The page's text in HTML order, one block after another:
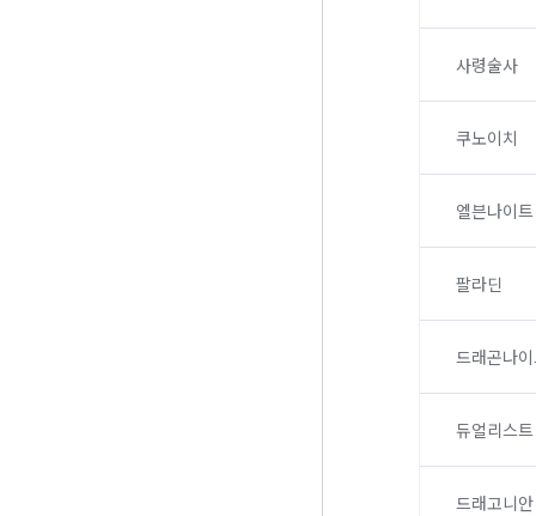
사령술사
쿠노이치
엘븐나이트
팔라딘
드래곤나
듀얼리스트
드래고니